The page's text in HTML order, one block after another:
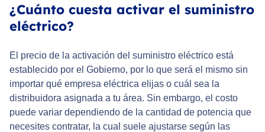
¿Cuánto cuesta activar el suministro
eléctrico?
El precio de la activación del suministro eléctrico está
establecido por el Gobierno, por lo que será el mismo sin
importar qué empresa eléctrica elijas o cuál sea la
distribuidora asignada a tu área. Sin embargo, el costo
puede variar dependiendo de la cantidad de potencia que
necesites contratar, la cual suele ajustarse según las